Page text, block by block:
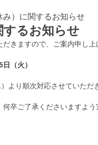
み）に関するお知らせ
するお知らせ
きますので、ご案内申し上
（火）
より順次対応させていただ
卒ご了承くださいますよう